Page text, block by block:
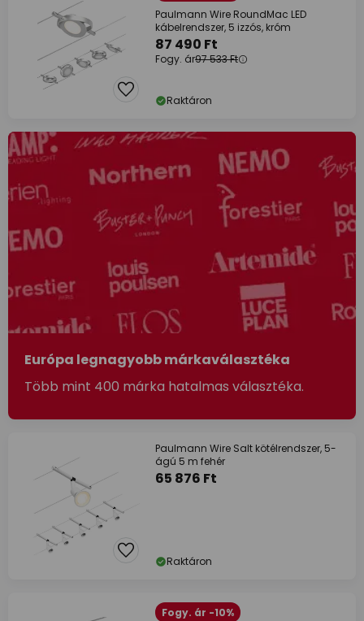
Paulmann Wire RoundMac LED
kábelrendszer, 5 izzós, króm
87 490 Ft
Fogy. ár97 533 Ft
Raktáron
Európa legnagyobb márkaválasztéka
Több mint 400 márka hatalmas választéka.
Paulmann Wire Salt kötélrendszer, 5-
ágú 5 m fehér
65 876 Ft
Raktáron
Fogy. ár -10%